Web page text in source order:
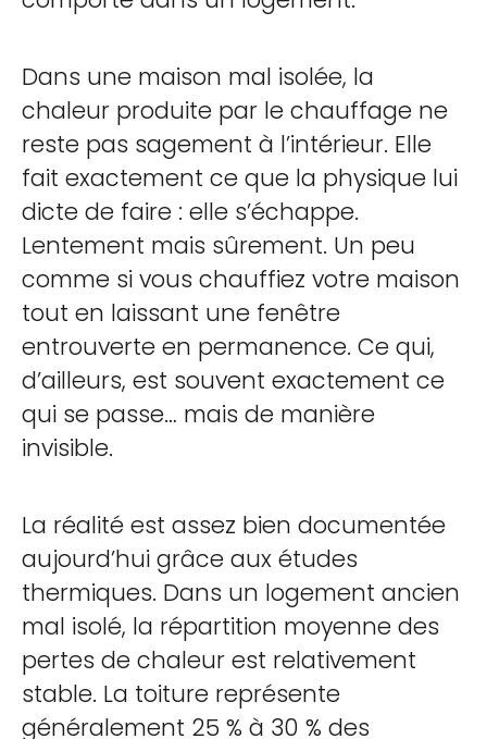
Dans une maison mal isolée, la
chaleur produite par le chauffage ne
reste pas sagement à l’intérieur. Elle
fait exactement ce que la physique lui
dicte de faire : elle s’échappe.
Lentement mais sûrement. Un peu
comme si vous chauffiez votre maison
tout en laissant une fenêtre
entrouverte en permanence. Ce qui,
d’ailleurs, est souvent exactement ce
qui se passe… mais de manière
invisible.
La réalité est assez bien documentée
aujourd’hui grâce aux études
thermiques. Dans un logement ancien
mal isolé, la répartition moyenne des
pertes de chaleur est relativement
stable. La toiture représente
généralement 25 % à 30 % des